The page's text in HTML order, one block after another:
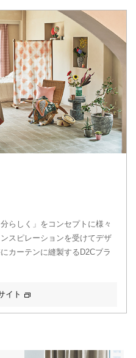
らしく」をコンセプトに様々
スピレーションを受けてデザ
カーテンに縫製するD2Cブラ
イト